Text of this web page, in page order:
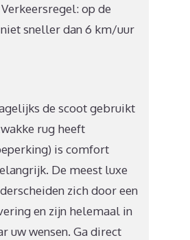
op de
sneller dan 6 km/uur
de scoot gebruikt
rug heeft
is comfort
De meest luxe
zich door een
en zijn helemaal in
uw wensen. Ga direct